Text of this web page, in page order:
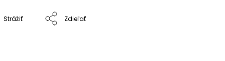
Strážiť Zdieľať